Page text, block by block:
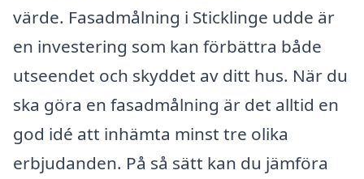
värde. Fasadmålning i Sticklinge udde är
en investering som kan förbättra både
utseendet och skyddet av ditt hus. När du
ska göra en fasadmålning är det alltid en
god idé att inhämta minst tre olika
erbjudanden. På så sätt kan du jämföra